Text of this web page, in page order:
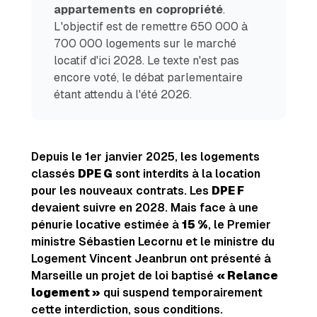
appartements en copropriété.
L'objectif est de remettre 650 000 à
700 000 logements sur le marché
locatif d'ici 2028. Le texte n'est pas
encore voté, le débat parlementaire
étant attendu à l'été 2026.
Depuis le 1er janvier 2025, les logements
classés DPE G sont interdits à la location
pour les nouveaux contrats. Les DPE F
devaient suivre en 2028. Mais face à une
pénurie locative estimée à 15 %, le Premier
ministre Sébastien Lecornu et le ministre du
Logement Vincent Jeanbrun ont présenté à
Marseille un projet de loi baptisé « Relance
logement » qui suspend temporairement
cette interdiction, sous conditions.